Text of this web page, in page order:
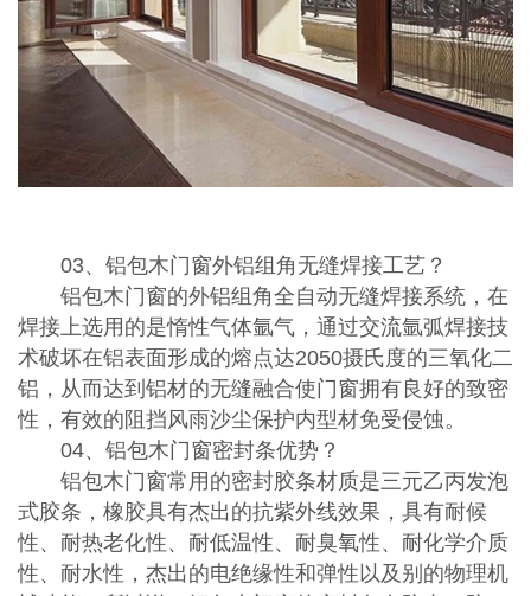
03、铝包木门窗外铝组角无缝焊接工艺？
铝包木门窗的外铝组角全自动无缝焊接系统，在
焊接上选用的是惰性气体氩气，通过交流氩弧焊接技
术破坏在铝表面形成的熔点达2050摄氏度的三氧化二
铝，从而达到铝材的无缝融合使门窗拥有良好的致密
性，有效的阻挡风雨沙尘保护内型材免受侵蚀。
04、铝包木门窗密封条优势？
铝包木门窗常用的密封胶条材质是三元乙丙发泡
式胶条，橡胶具有杰出的抗紫外线效果，具有耐候
性、耐热老化性、耐低温性、耐臭氧性、耐化学介质
性、耐水性，杰出的电绝缘性和弹性以及别的物理机